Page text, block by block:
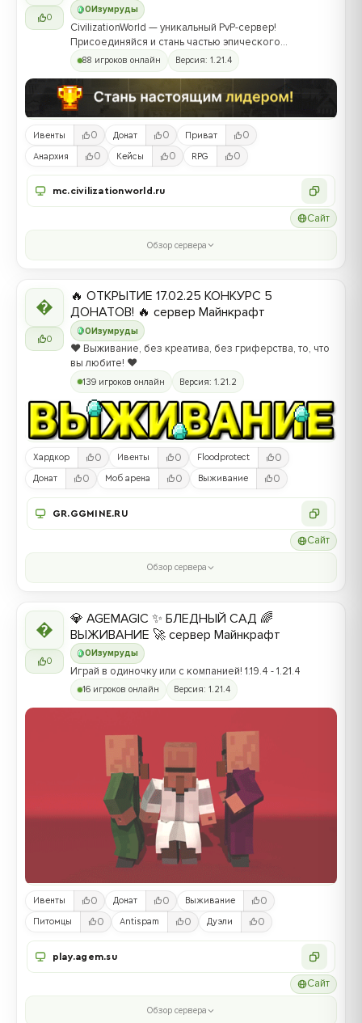
0
0 Изумруды
CivilizationWorld — уникальный PvP-сервер!
Присоединяйся и стань частью эпического
противостояния между Альвами и Йотунами!
88 игроков онлайн Версия: 1.21.4
Ивенты 0 Донат 0 Приват 0
Анархия 0 Кейсы 0 RPG 0
mc.civilizationworld.ru
Сайт
Обзор сервера

0
0Изумруды
🔥 ОТКРЫТИЕ 17.02.25 КОНКУРС 5
ДОНАТОВ! 🔥 сервер Майнкрафт
❤️ Выживание, без креатива, без гриферства, то, что
вы любите! ❤️
139 игроков онлайн Версия: 1.21.2
Хардкор 0 Ивенты 0 Floodprotect 0
Донат 0 Моб арена 0 Выживание 0
GR.GGMINE.RU
Сайт
Обзор сервера

0
0 Изумруды
💎 AGEMAGIC ✨ БЛЕДНЫЙ САД 🌈
ВЫЖИВАНИЕ 🚀 сервер Майнкрафт
Играй в одиночку или с компанией! 1.19.4 - 1.21.4
16 игроков онлайн Версия: 1.21.4
Ивенты 0 Донат 0 Выживание 0
Питомцы 0 Antispam 0 Дуэли 0
play.agem.su
Сайт
Обзор сервера